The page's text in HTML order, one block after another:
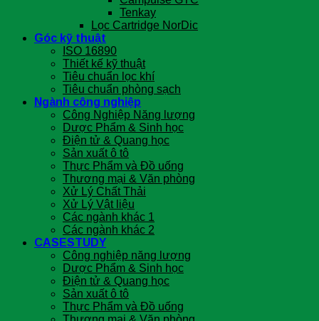
Tenkay
Lọc Cartridge NorDic
Góc kỹ thuật
ISO 16890
Thiết kế kỹ thuật
Tiêu chuẩn lọc khí
Tiêu chuẩn phòng sạch
Ngành công nghiệp
Công Nghiệp Năng lượng
Dược Phẩm & Sinh học
Điện tử & Quang học
Sản xuất ô tô
Thực Phẩm và Đồ uống
Thương mại & Văn phòng
Xử Lý Chất Thải
Xử Lý Vật liệu
Các ngành khác 1
Các ngành khác 2
CASESTUDY
Công nghiệp năng lượng
Dược Phẩm & Sinh học
Điện tử & Quang học
Sản xuất ô tô
Thực Phẩm và Đồ uống